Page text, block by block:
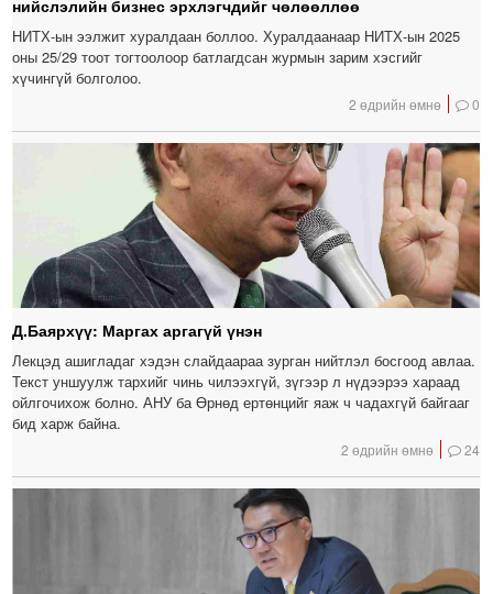
нийслэлийн бизнес эрхлэгчдийг чөлөөллөө
НИТХ-ын ээлжит хуралдаан боллоо. Хуралдаанаар НИТХ-ын 2025
оны 25/29 тоот тогтоолоор батлагдсан журмын зарим хэсгийг
хүчингүй болголоо.
2 өдрийн өмнө 0
Д.Баярхүү: Маргах аргагүй үнэн
Лекцэд ашигладаг хэдэн слайдаараа зурган нийтлэл босгоод авлаа.
Текст уншуулж тархийг чинь чилээхгүй, зүгээр л нүдээрээ хараад
ойлгочихож болно. АНУ ба Өрнөд ертөнцийг яаж ч чадахгүй байгааг
бид харж байна.
2 өдрийн өмнө 24